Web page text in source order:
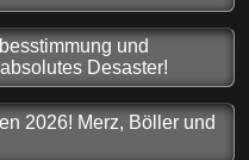
und
Desaster!
2026! Merz, Böller und